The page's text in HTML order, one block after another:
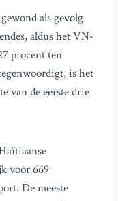
als gevolg
aldus het VN-
procent ten
is het
van de eerste drie
voor 669
De meeste